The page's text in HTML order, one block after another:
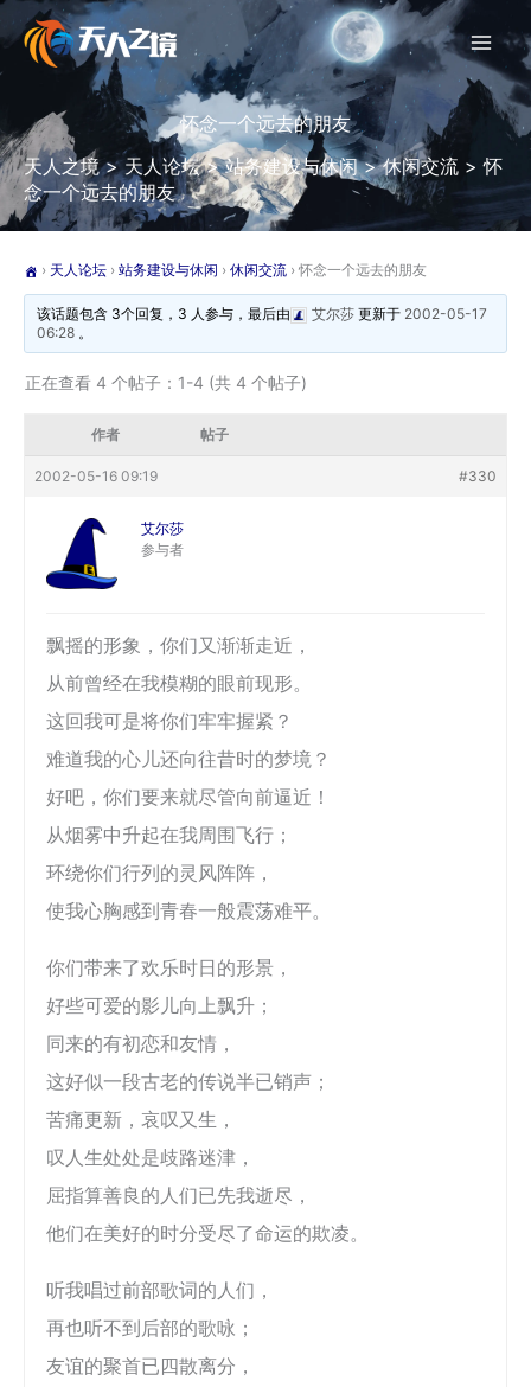
怀念一个远去的朋友
天人之境>天人论坛>站务建设与休闲>休闲交流 >怀
念一个远去的朋友
› 天人论坛 › 站务建设与休闲 › 休闲交流 › 怀念一个远去的朋友
该话题包含 3个回复，3 人参与，最后由 艾尔莎 更新于 2002-05-17
06:28 。
正在查看 4 个帖子：1-4 (共 4 个帖子)
作者 帖子
2002-05-16 09:19 #330
艾尔莎
参与者
飘摇的形象，你们又渐渐走近，
从前曾经在我模糊的眼前现形。
这回我可是将你们牢牢握紧？
难道我的心儿还向往昔时的梦境？
好吧，你们要来就尽管向前逼近！
从烟雾中升起在我周围飞行；
环绕你们行列的灵风阵阵，
使我心胸感到青春一般震荡难平。
你们带来了欢乐时日的形景，
好些可爱的影儿向上飘升；
同来的有初恋和友情，
这好似一段古老的传说半已销声；
苦痛更新，哀叹又生，
叹人生处处是歧路迷津，
屈指算善良的人们已先我逝尽，
他们在美好的时分受尽了命运的欺凌。
听我唱过前部歌词的人们，
再也听不到后部的歌咏；
友谊的聚首已四散离分，